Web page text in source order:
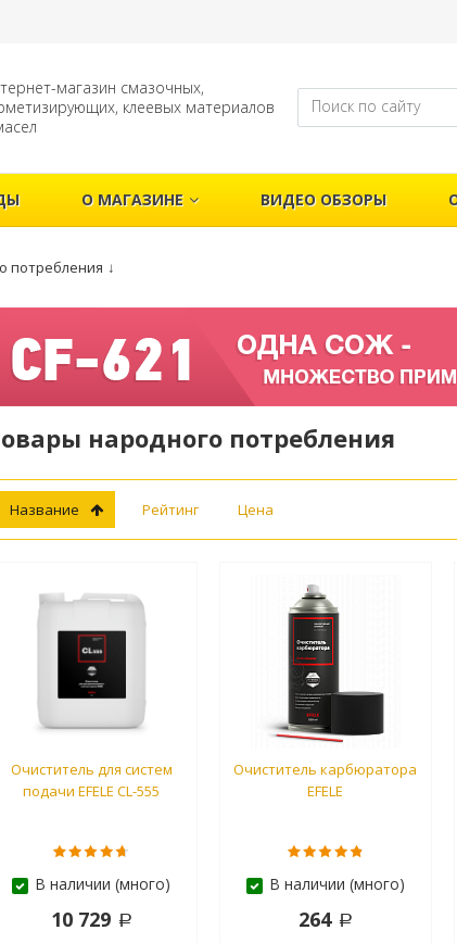
магазин смазочных,
клеевых материалов
О МАГАЗИНЕ ВИДЕО ОБЗОРЫ
потребления ↓
народного потребления
Название Рейтинг Цена
Очиститель для систем
подачи EFELE CL-555
В наличии (много)
10 729
Очиститель карбюратора
EFELE
В наличии (много)
264